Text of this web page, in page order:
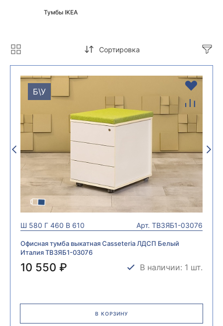
Тумбы IKEA
Сортировка
Б\У
Ш 580 Г 460 В 610 Арт. ТВ3ЯБ1-03076
Офисная тумба выкатная Casseteria ЛДСП Белый
Италия ТВ3ЯБ1-03076
10 550 ₽ В наличии: 1 шт.
В КОРЗИНУ